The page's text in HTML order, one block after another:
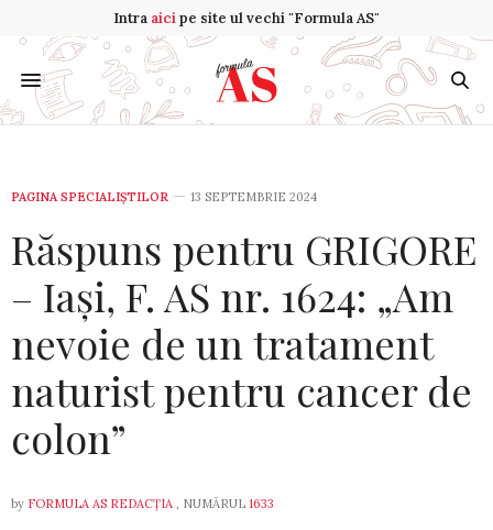
Intra aicipe site ul vechi "Formula AS"
PAGINA SPECIALIȘTILOR 13 SEPTEMBRIE 2024
Răspuns pentru GRIGORE
– Iași, F. AS nr. 1624: „Am
nevoie de un tratament
naturist pentru cancer de
colon”
by FORMULA AS REDACȚIA , NUMĂRUL 1633